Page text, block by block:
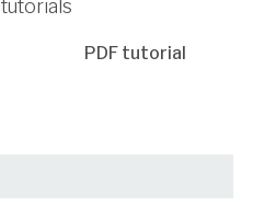
tutorials
PDF tutorial